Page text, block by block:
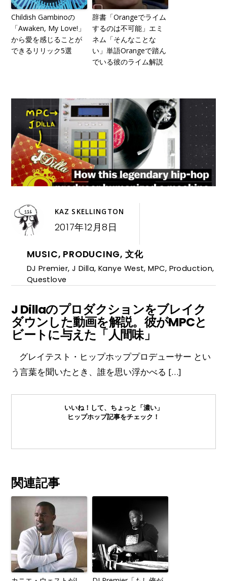
Childish Gambinoの
「Awaken, My Love!」
から愛を感じることが
できるリリック5選
辞書「Orangeでライム
するのは不可能」エミ
ネム「そんなことな
い」単語Orangeで踏ん
でいる彼のライム解説
KAZ SKELLINGTON
2017年12月8日
MUSIC, PRODUCING, 文化
DJ Premier, J Dilla, Kanye West,MPC, Production,
Questlove
J Dillaのプロダクションをブレイク
ダウンした動画を解説。彼がMPCと
ビートに与えた「人間味」
グレイテスト・ヒップホッププロデューサー とい
う言葉を聞いたとき、誰を思い浮かべる […]
いいね！して、ちょっと「濃い」
ヒップホップ記事をチェック！
関連記事